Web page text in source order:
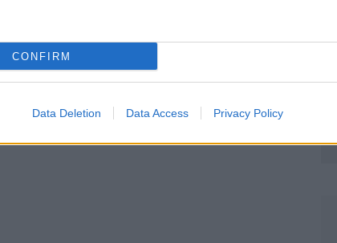
CONFIRM
Data Deletion Data Access Privacy Policy